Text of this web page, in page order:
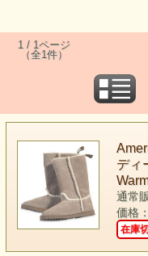
1 / 1ページ
（全1件）
ディ
通常
価格
在庫